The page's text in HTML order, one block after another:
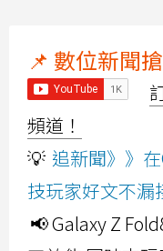
📌 數位新聞
頻道！
💡 追新聞》》
技玩家好文不漏
📢 Galaxy Z